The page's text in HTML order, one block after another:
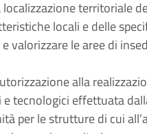
territoriale
locali e delle
valorizzare le aree di
alla
tecnologici effettuata
per le strutture di cui